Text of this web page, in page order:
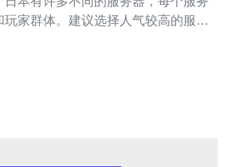
家群体。建议选择人气较高的服务